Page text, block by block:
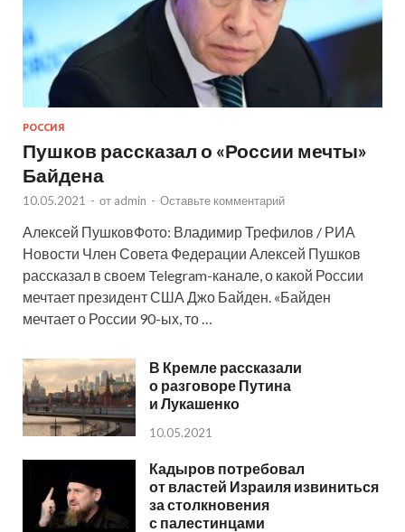
РОССИЯ
Пушков рассказал о «России мечты»
Байдена
10.05.2021 - от admin - Оставьте комментарий
Алексей ПушковФото: Владимир Трефилов / РИА
Новости Член Совета Федерации Алексей Пушков
рассказал в своем Telegram-канале, о какой России
мечтает президент США Джо Байден. «Байден
мечтает о России 90-ых, то …
В Кремле рассказали
о разговоре Путина
и Лукашенко
10.05.2021
Кадыров потребовал
от властей Израиля извиниться
за столкновения
с палестинцами